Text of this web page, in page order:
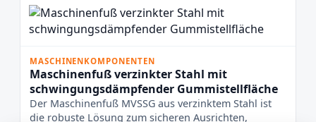
MASCHINENKOMPONENTEN
Maschinenfuß verzinkter Stahl mit
schwingungsdämpfender Gummistellfläche
Der Maschinenfuß MVSSG aus verzinktem Stahl ist
die robuste Lösung zum sicheren Ausrichten,